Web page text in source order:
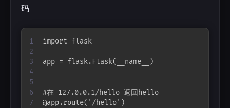
码
import flask
app = flask.Flask(__name__)
#在 127.0.0.1/hello 返回hello
@app.route('/hello')